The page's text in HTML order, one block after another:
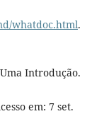
whatdoc.html.
Introdução.
em: 7 set.